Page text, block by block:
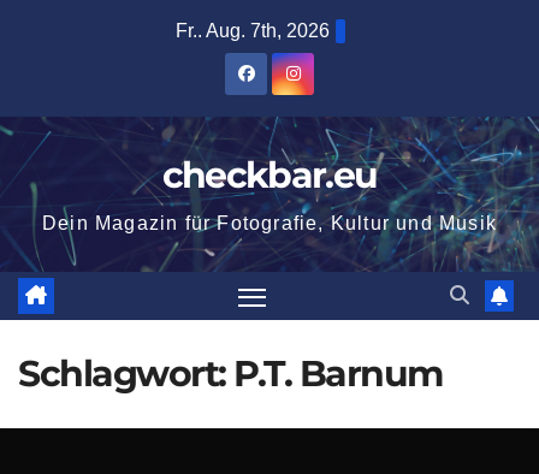
Fr.. Aug. 7th, 2026
checkbar.eu
Dein Magazin für Fotografie, Kultur und Musik
Schlagwort: P.T. Barnum